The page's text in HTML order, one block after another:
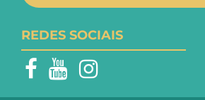
REDES SOCIAIS